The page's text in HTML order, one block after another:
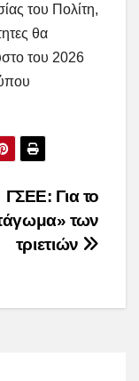
του Πολίτη,
θα
του 2026
ΓΣΕΕ: Για το
των
τριετιών